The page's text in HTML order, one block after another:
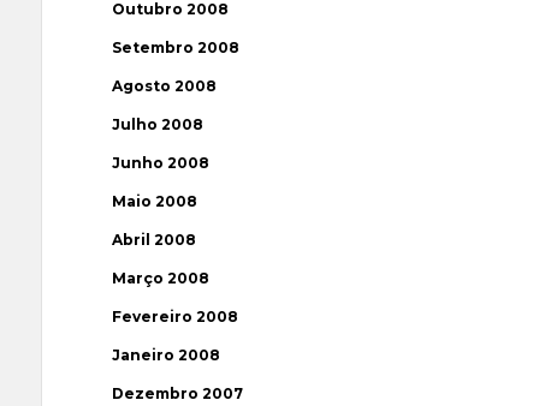
Outubro 2008
Setembro 2008
Agosto 2008
Julho 2008
Junho 2008
Maio 2008
Abril 2008
Março 2008
Fevereiro 2008
Janeiro 2008
Dezembro 2007